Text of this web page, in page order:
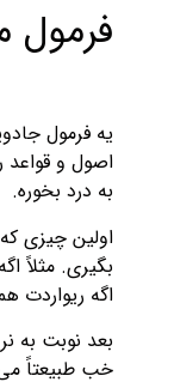
فرمول
یه فرمول
اصول و قواعد
به درد بخوره.
اولین چیزی
اگه ریواردت